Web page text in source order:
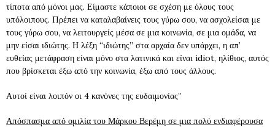
τίποτα από μόνοι μας. Είμαστε κάποιοι σε σχέση με όλους τους
υπόλοιπους. Πρέπει να καταλαβαίνεις τους γύρω σου, να ασχολείσαι με
τους γύρω σου, να λειτουργείς μέσα σε μια κοινωνία, σε μια ομάδα, να
μην είσαι ιδιώτης. Η λέξη “ιδιώτης” στα αρχαία δεν υπάρχει, η απ’
ευθείας μετάφραση είναι μόνο στα λατινικά και είναι idiot, ηλίθιος, αυτός
που βρίσκεται έξω από την κοινωνία, έξω από τους άλλους.
Αυτοί είναι λοιπόν οι 4 κανόνες της ευδαιμονίας”
Απόσπασμα από ομιλία του Μάρκου Βερέμη σε μια πολύ ενδιαφέρουσα